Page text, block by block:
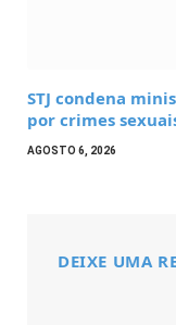
STJ condena
por crimes
AGOSTO 6, 2026
DEIXE UMA